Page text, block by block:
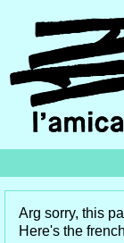
Arg sorry, this
Here's the